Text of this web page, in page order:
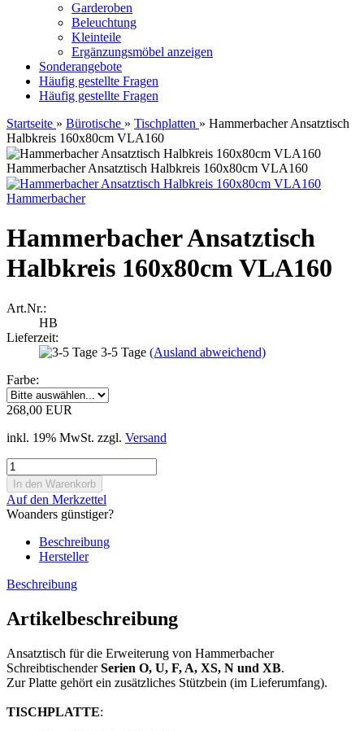
Garderoben
Beleuchtung
Kleinteile
Ergänzungsmöbel anzeigen
Sonderangebote
Häufig gestellte Fragen
Häufig gestellte Fragen
Startseite » Bürotische » Tischplatten » Hammerbacher Ansatztisch
Halbkreis 160x80cm VLA160
Hammerbacher Ansatztisch Halbkreis 160x80cm VLA160
Hammerbacher
Hammerbacher Ansatztisch
Halbkreis 160x80cm VLA160
Art.Nr.:
HB
Lieferzeit:
3-5 Tage (Ausland abweichend)
Farbe:
268,00 EUR
inkl. 19% MwSt. zzgl. Versand
Auf den Merkzettel
Woanders günstiger?
Beschreibung
Hersteller
Beschreibung
Artikelbeschreibung
Ansatztisch für die Erweiterung von Hammerbacher
SchreibtischenderSerien O, U, F, A, XS, N und XB.
Zur Platte gehört ein zusätzliches Stützbein (im Lieferumfang).
TISCHPLATTE: